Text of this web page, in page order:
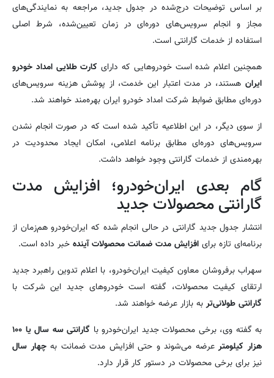
بر اساس توضیحات درج‌شده در جدول جدید، مراجعه به نمایندگی‌های
مجاز و انجام سرویس‌های دوره‌ای در زمان تعیین‌شده، شرط اصلی
استفاده از خدمات گارانتی است.
همچنین اعلام شده است خودروهایی که دارای کارت طلایی امداد خودرو
ایران هستند، در مدت اعتبار این خدمت، از پوشش هزینه سرویس‌های
دوره‌ای مطابق ضوابط شرکت امداد خودرو ایران بهره‌مند خواهند شد.
از سوی دیگر، در این اطلاعیه تأکید شده است که در صورت انجام نشدن
سرویس‌های دوره‌ای مطابق برنامه اعلامی، امکان ایجاد محدودیت در
بهره‌مندی از خدمات گارانتی وجود خواهد داشت.
گام بعدی ایران‌خودرو؛ افزایش مدت
گارانتی محصولات جدید
انتشار جدول جدید گارانتی در حالی انجام شده که ایران‌خودرو هم‌زمان از
برنامه‌ای تازه برای افزایش مدت ضمانت محصولات آینده خبر داده است.
سهراب برفروشان معاون کیفیت ایران‌خودرو، با اعلام تدوین راهبرد جدید
ارتقای کیفیت محصولات، گفته است خودروهای جدید این شرکت با
گارانتی طولانی‌تربه بازار عرضه خواهند شد.
به گفته وی، برخی محصولات جدید ایران‌خودرو با
گارانتی سه سال یا ۱۰۰
هزار کیلومترعرضه می‌شوند و حتی افزایش مدت ضمانت بهچهار سال
نیز برای برخی محصولات در دستور کار قرار دارد.